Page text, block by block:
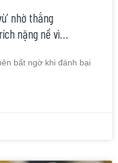
nhờ thắng
nặng nề vì…
bất ngờ khi đánh bại